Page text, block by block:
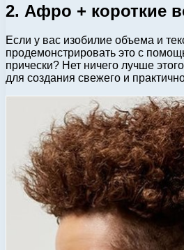
2. Афро + короткие
Если у вас изобилие объема и
продемонстрировать это с
прически? Нет ничего лучше
для создания свежего и